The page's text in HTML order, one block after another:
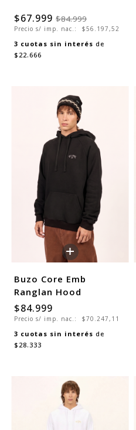
$67.999 $84.999
Precio s/ imp. nac.: $56.197,52
3 cuotas sin interés de
$22.666
+
Buzo Core Emb
Ranglan Hood
$84.999
Precio s/ imp. nac.: $70.247,11
3 cuotas sin interés de
$28.333